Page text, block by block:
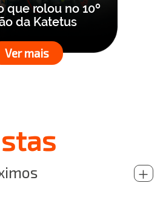
que rolou no 10º
da Katetus
Ver mais
+